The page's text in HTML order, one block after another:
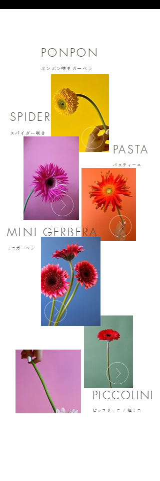
PONPON
​ポンポン咲きガーベラ
​SPIDER
スパイダー咲き
PASTA
​パスティーニ
​MINI GERBERA
​ミニガーベラ
PICCOLINI
ピッコリーニ / 極ミニ